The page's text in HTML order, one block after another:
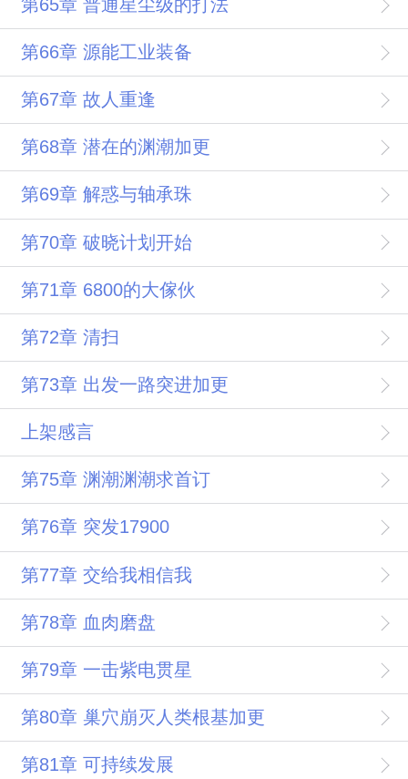
第65章 普通星尘级的打法
第66章 源能工业装备
第67章 故人重逢
第68章 潜在的渊潮加更
第69章 解惑与轴承珠
第70章 破晓计划开始
第71章 6800的大傢伙
第72章 清扫
第73章 出发一路突进加更
上架感言
第75章 渊潮渊潮求首订
第76章 突发17900
第77章 交给我相信我
第78章 血肉磨盘
第79章 一击紫电贯星
第80章 巢穴崩灭人类根基加更
第81章 可持续发展